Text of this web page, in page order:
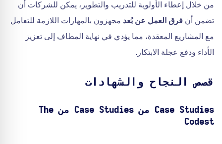
من خلال إعطاء الأولوية للتدريب والتطوير، يمكن للشركات أن
تضمن أن فرق العمل عن بُعد مجهزون بالمهارات اللازمة للتعامل
مع المشاريع المعقدة، مما يؤدي في نهاية المطاف إلى تعزيز
الأداء ودفع عجلة الابتكار.
قصص النجاح والشهادات
Case Studies من Case Studies من The
Codest